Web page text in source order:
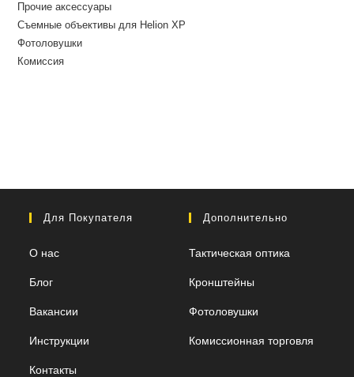
Прочие аксессуары
Съемные объективы для Helion XP
Фотоловушки
Комиссия
Для Покупателя
О нас
Блог
Вакансии
Инструкции
Контакты
Дополнительно
Тактическая оптика
Кронштейны
Фотоловушки
Комиссионная торговля